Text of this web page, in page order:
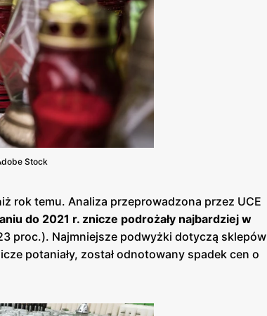
Stock
rok temu. Analiza przeprowadzona przez UCE
do 2021 r. znicze podrożały najbardziej w
proc.). Najmniejsze podwyżki dotyczą sklepów
potaniały, został odnotowany spadek cen o